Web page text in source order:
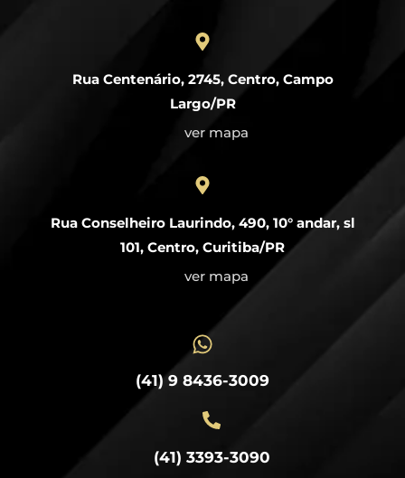
Rua Centenário, 2745, Centro, Campo
Largo/PR
ver mapa
Rua Conselheiro Laurindo, 490, 10° andar, sl
101, Centro, Curitiba/PR
ver mapa
(41) 9 8436-3009
(41) 3393-3090